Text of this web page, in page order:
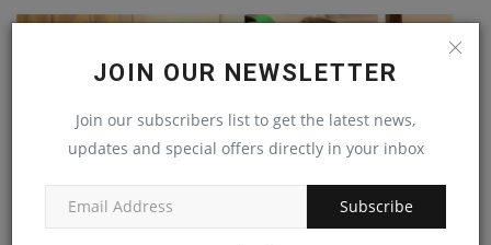
JOIN OUR NEWSLETTER
Join our subscribers list to get the latest news,
updates and special offers directly in your inbox
Subscribe